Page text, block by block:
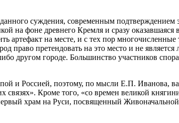
суждения, современным
фоне древнего Кремля и сразу оказавшаяся в
артефакт на месте, и с тех пор
право претендовать на это место и не
другом городе. Большинство участников
и Россией, поэтому, по мысли Е.П. Иванова,
Кроме того, «со времен великой
храм на Руси, посвященный